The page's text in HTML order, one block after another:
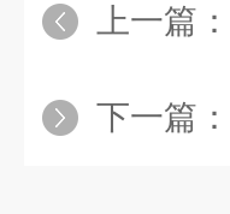
上一篇：
下一篇：